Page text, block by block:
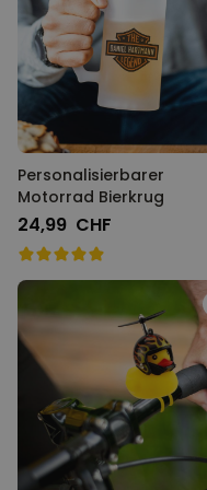
Personalisierbarer
Motorrad Bierkrug
24,99 CHF